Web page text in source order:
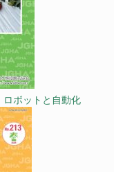
ボットと自動化